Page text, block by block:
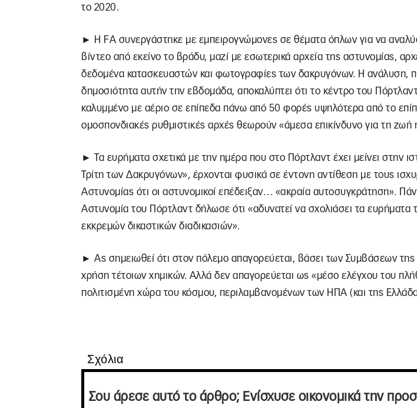
το 2020.
► Η FA συνεργάστηκε με εμπειρογνώμονες σε θέματα όπλων για να
βίντεο από εκείνο το βράδυ, μαζί με εσωτερικά αρχεία της αστυνομίας,
δεδομένα κατασκευαστών και φωτογραφίες των δακρυγόνων. Η ανάλυση,
δημοσιότητα αυτήν την εβδομάδα, αποκαλύπτει ότι το κέντρο του
καλυμμένο με αέριο σε επίπεδα πάνω από 50 φορές υψηλότερα από το
ομοσπονδιακές ρυθμιστικές αρχές θεωρούν «άμεσα επικίνδυνο για τη ζωή
► Τα ευρήματα σχετικά με την ημέρα που στο Πόρτλαντ έχει μείνει στην
Τρίτη των Δακρυγόνων», έρχονται φυσικά σε έντονη αντίθεση με τους
Αστυνομίας ότι οι αστυνομικοί επέδειξαν… «ακραία αυτοσυγκράτηση».
Αστυνομία του Πόρτλαντ δήλωσε ότι «αδυνατεί να σχολιάσει τα ευρήματα
εκκρεμών δικαστικών διαδικασιών».
► Ας σημειωθεί ότι στον πόλεμο απαγορεύεται, βάσει των Συμβάσεων της
χρήση τέτοιων χημικών. Αλλά δεν απαγορεύεται ως «μέσο ελέγχου του
πολιτισμένη χώρα του κόσμου, περιλαμβανομένων των ΗΠΑ (και της
Σχόλια
Σου άρεσε αυτό το άρθρο; Ενίσχυσε οικονομικά την